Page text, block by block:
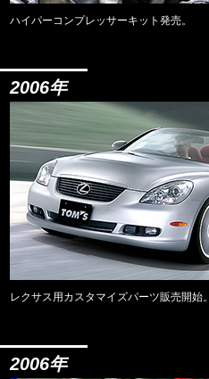
ハイパーコンプレッサーキット発売。
2006年
レクサス用カスタマイズパーツ販売開始。
2006年